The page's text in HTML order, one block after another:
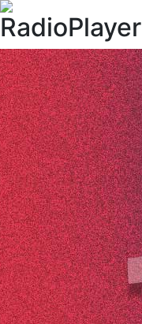
RadioPlayer